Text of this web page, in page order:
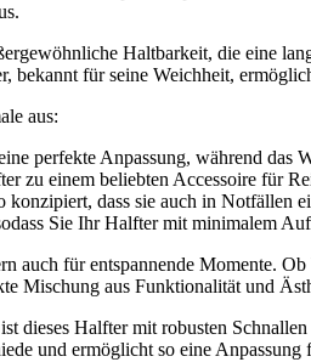
Haltbarkeit, die eine
für seine Weichheit,
aus:
perfekte Anpassung, während das
zu einem beliebten Accessoire für
konzipiert, dass sie auch in Notfällen
Sie Ihr Halfter mit minimalem
für entspannende Momente.
Mischung aus Funktionalität und
dieses Halfter mit robusten
und ermöglicht so eine Anpassung